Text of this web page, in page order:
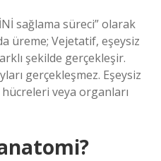
sağlama süreci” olarak
üreme; Vejetatif, eşeysiz
şekilde gerçekleşir.
gerçekleşmez. Eşeysiz
veya organları